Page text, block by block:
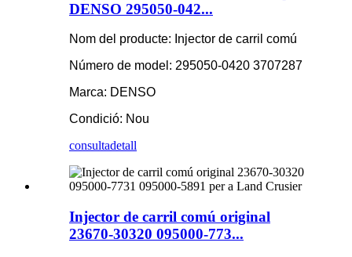
DENSO 295050-042...
Nom del producte: Injector de carril comú
Número de model: 295050-0420 3707287
Marca: DENSO
Condició: Nou
consultadetall
Injector de carril comú original
23670-30320 095000-773...